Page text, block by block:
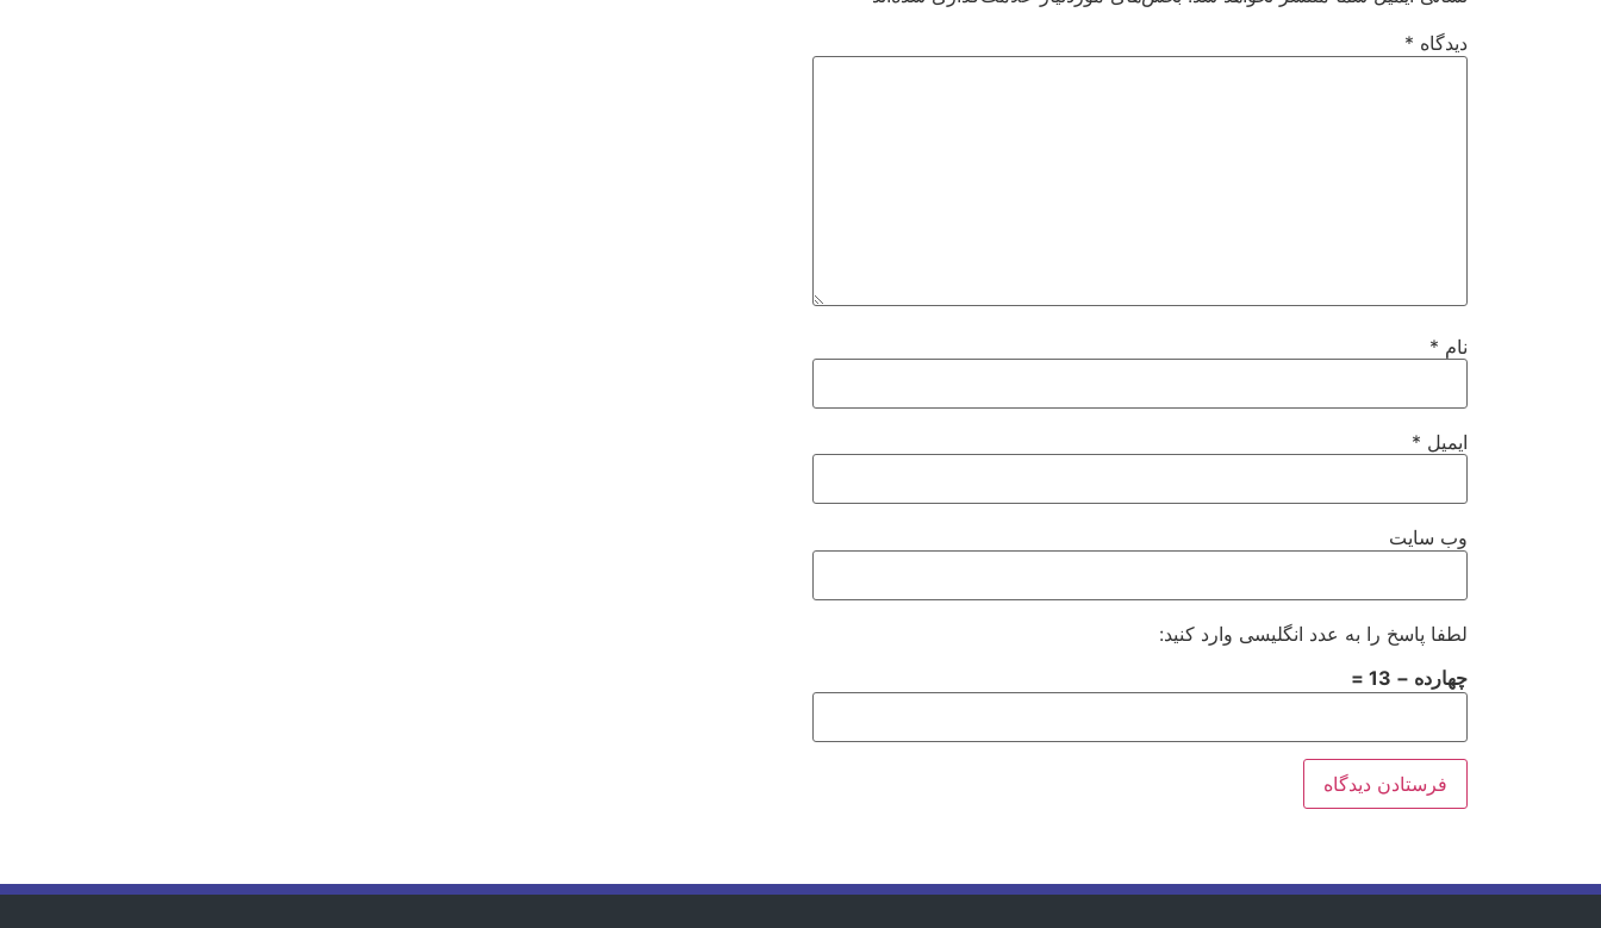
دیدگاه *
نام *
ایمیل *
وب‌ سایت
لطفا پاسخ را به عدد انگلیسی وارد کنید:
چهارده − 13 =